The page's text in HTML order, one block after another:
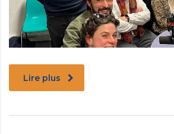
Lire plus